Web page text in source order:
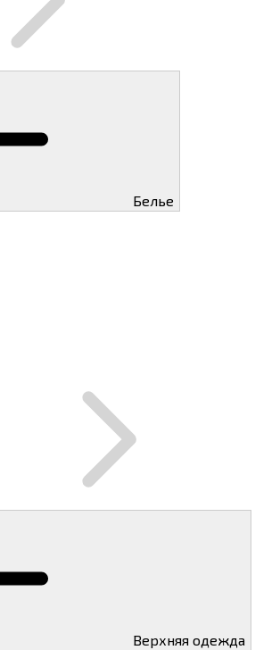
Белье
Верхняя одежда